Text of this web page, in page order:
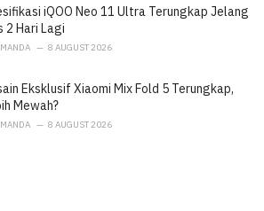
iQOO Neo 11 Ultra Terungkap Jelang
2 Hari Lagi
8 AUGUST 2026
Eksklusif Xiaomi Mix Fold 5 Terungkap,
Mewah?
8 AUGUST 2026